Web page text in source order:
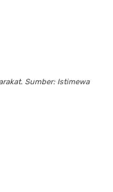
Sumber: Istimewa